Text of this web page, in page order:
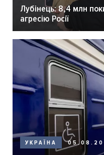
Лубінець: 8,4 млн
агресію Росії
УКРАЇНА